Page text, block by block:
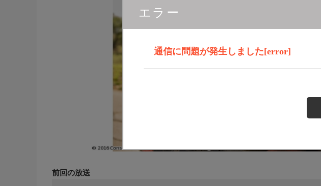
エラー
通信に問題が発生しました[error]
前回の放送